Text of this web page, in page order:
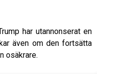
har utannonserat en
även om den fortsätta
osäkrare.